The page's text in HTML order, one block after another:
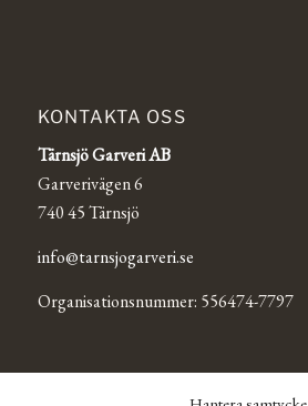
KONTAKTA OSS
Tärnsjö Garveri AB
Garverivägen 6
740 45 Tärnsjö
info@tarnsjogarveri.se
Organisationsnummer: 556474-7797